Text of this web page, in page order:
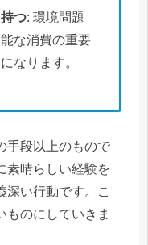
つ: 環境問題
な消費の重要
なります。
手段以上のもので
素晴らしい経験を
深い行動です。こ
ものにしていきま